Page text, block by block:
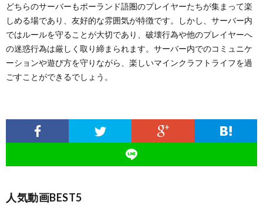
どちらのサーバーもポーランド語圏のプレイヤーたちが集まって楽
しめる場であり、友好的な雰囲気が特徴です。しかし、サーバー内
ではルールを守ることが大切であり、破壊行為や他のプレイヤーへ
の迷惑行為は厳しく取り締まられます。サーバー内でのコミュニケ
ーションや遊び方を守りながら、楽しいマインクラフトライフを過
ごすことができるでしょう。
人気動画BEST5